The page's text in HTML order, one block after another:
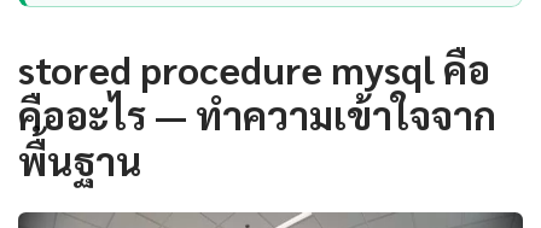
stored procedure mysql คือ
คืออะไร — ทำความเข้าใจจาก
พื้นฐาน